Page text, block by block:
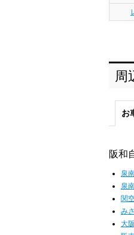
周
お
阪和
泉
泉
関
み
大